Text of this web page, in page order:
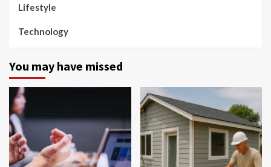
Lifestyle
Technology
You may have missed